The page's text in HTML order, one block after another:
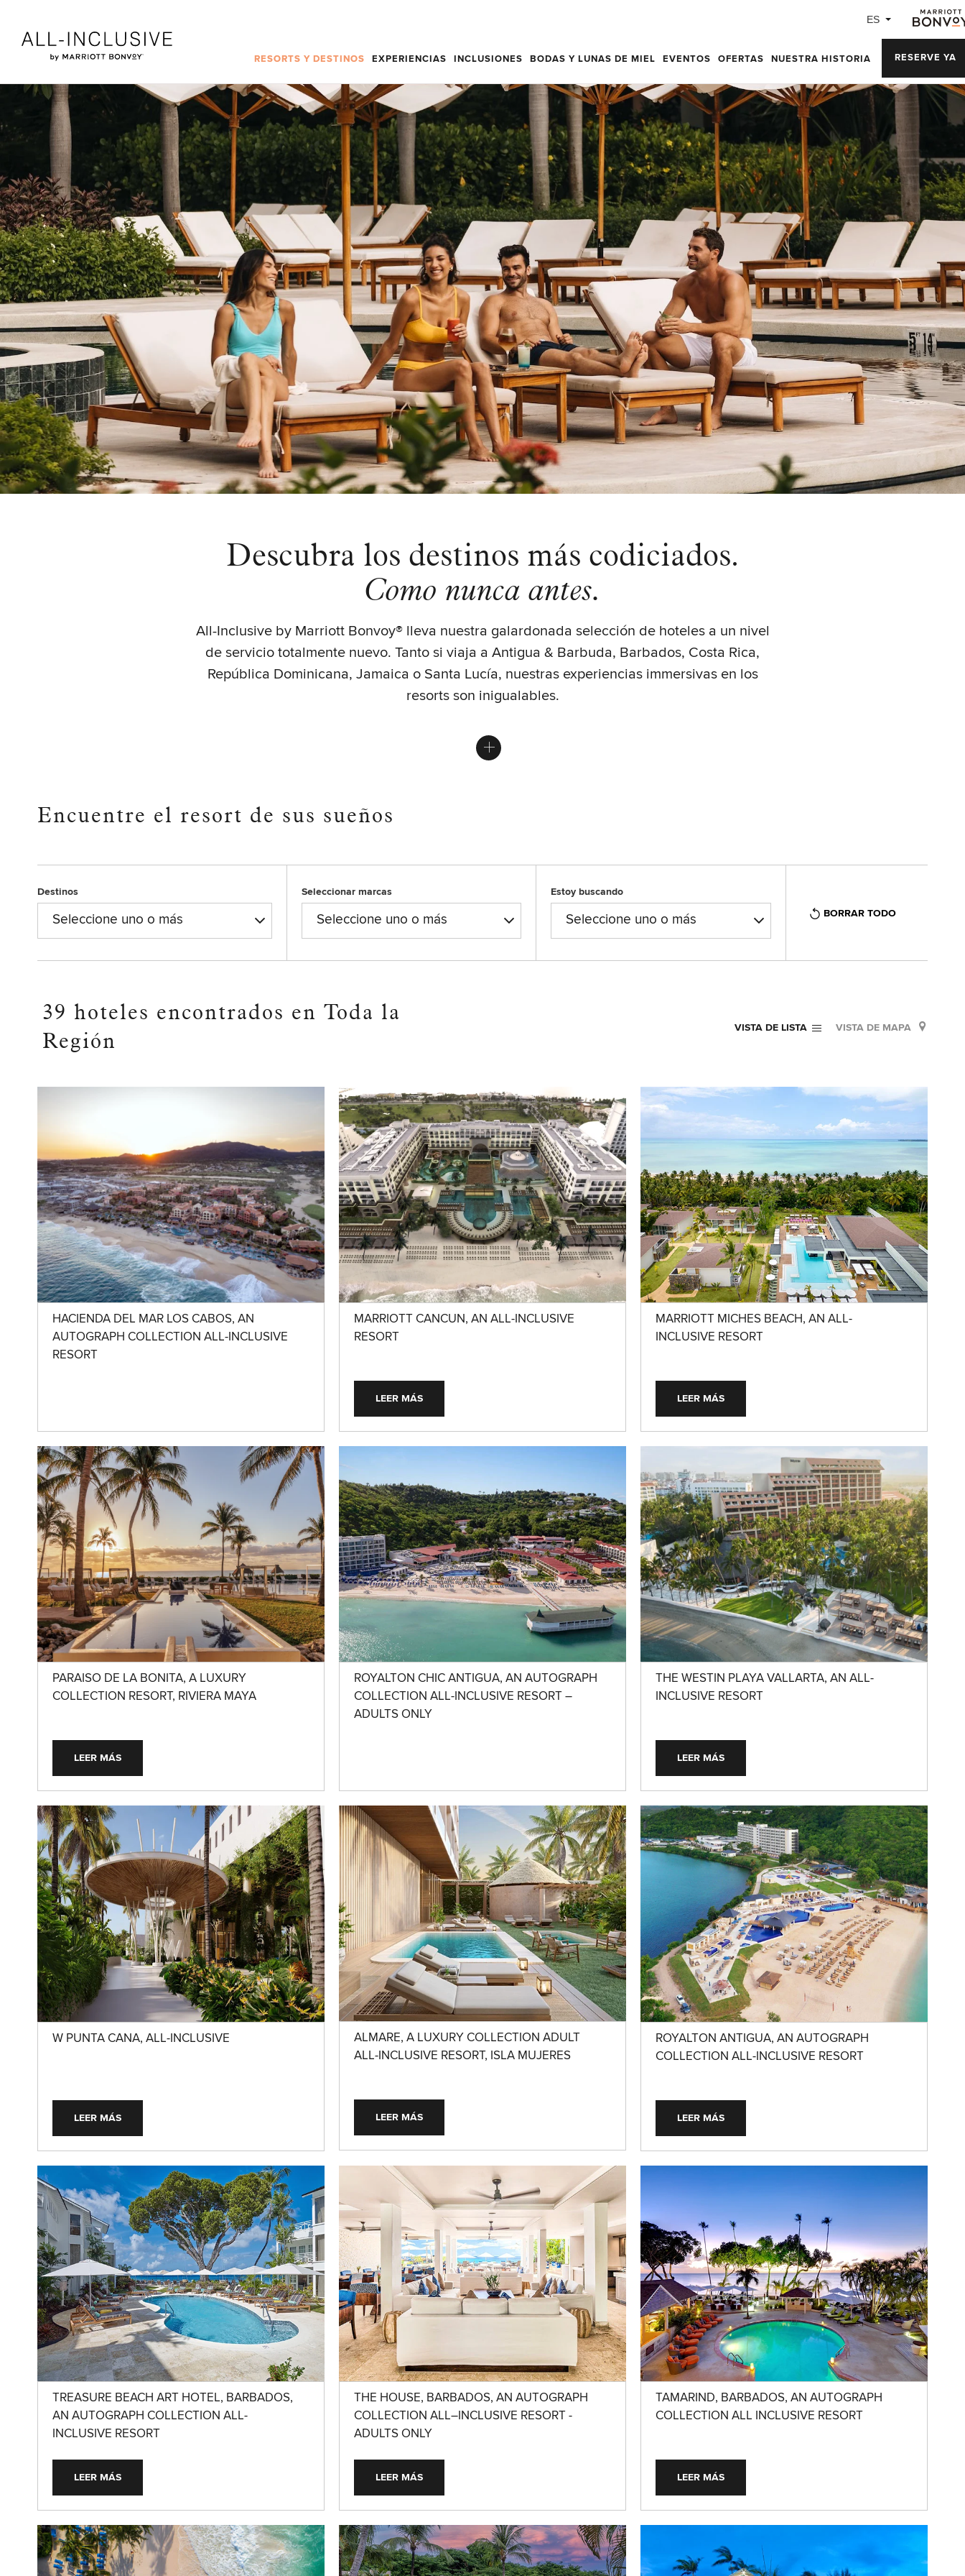
ES
RESORTS Y DESTINOS EXPERIENCIAS INCLUSIONES BODAS Y LUNAS DE MIEL EVENTOS OFERTAS NUESTRA HISTORIA RESERVE YA
Descubra los destinos más codiciados.
Como nunca antes.
All-Inclusive by Marriott Bonvoy® lleva nuestra galardonada selección de hoteles a un nivel
de servicio totalmente nuevo. Tanto si viaja a Antigua & Barbuda, Barbados, Costa Rica,
República Dominicana, Jamaica o Santa Lucía, nuestras experiencias immersivas en los
resorts son inigualables.
Encuentre el resort de sus sueños
Destinos
Seleccione uno o más
Seleccionar marcas
Seleccione uno o más
Estoy buscando
Seleccione uno o más BORRAR TODO
39 hoteles encontrados enToda la
Región
VISTA DE LISTA
VER PROPIEDADES POR VISTA DE LISTA VISTA DE MAPA
VER PROPIEDADES POR VISTA DE MAPA
HACIENDA DEL MAR LOS CABOS, AN
AUTOGRAPH COLLECTION ALL-INCLUSIVE
RESORT
MARRIOTT CANCUN, AN ALL-INCLUSIVE
RESORT
LEER MÁS
MARRIOTT MICHES BEACH, AN ALL-
INCLUSIVE RESORT
LEER MÁS
PARAISO DE LA BONITA, A LUXURY
COLLECTION RESORT, RIVIERA MAYA
LEER MÁS
ROYALTON CHIC ANTIGUA, AN AUTOGRAPH
COLLECTION ALL-INCLUSIVE RESORT –
ADULTS ONLY
THE WESTIN PLAYA VALLARTA, AN ALL-
INCLUSIVE RESORT
LEER MÁS
W PUNTA CANA, ALL-INCLUSIVE
LEER MÁS
ALMARE, A LUXURY COLLECTION ADULT
ALL-INCLUSIVE RESORT, ISLA MUJERES
LEER MÁS
ROYALTON ANTIGUA, AN AUTOGRAPH
COLLECTION ALL-INCLUSIVE RESORT
LEER MÁS
TREASURE BEACH ART HOTEL, BARBADOS,
AN AUTOGRAPH COLLECTION ALL-
INCLUSIVE RESORT
LEER MÁS
THE HOUSE, BARBADOS, AN AUTOGRAPH
COLLECTION ALL–INCLUSIVE RESORT -
ADULTS ONLY
LEER MÁS
TAMARIND, BARBADOS, AN AUTOGRAPH
COLLECTION ALL INCLUSIVE RESORT
LEER MÁS